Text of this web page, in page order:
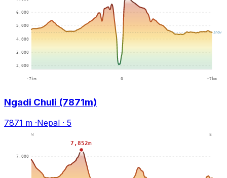
Ngadi Chuli (7871m)
7871 m ·Nepal · 5